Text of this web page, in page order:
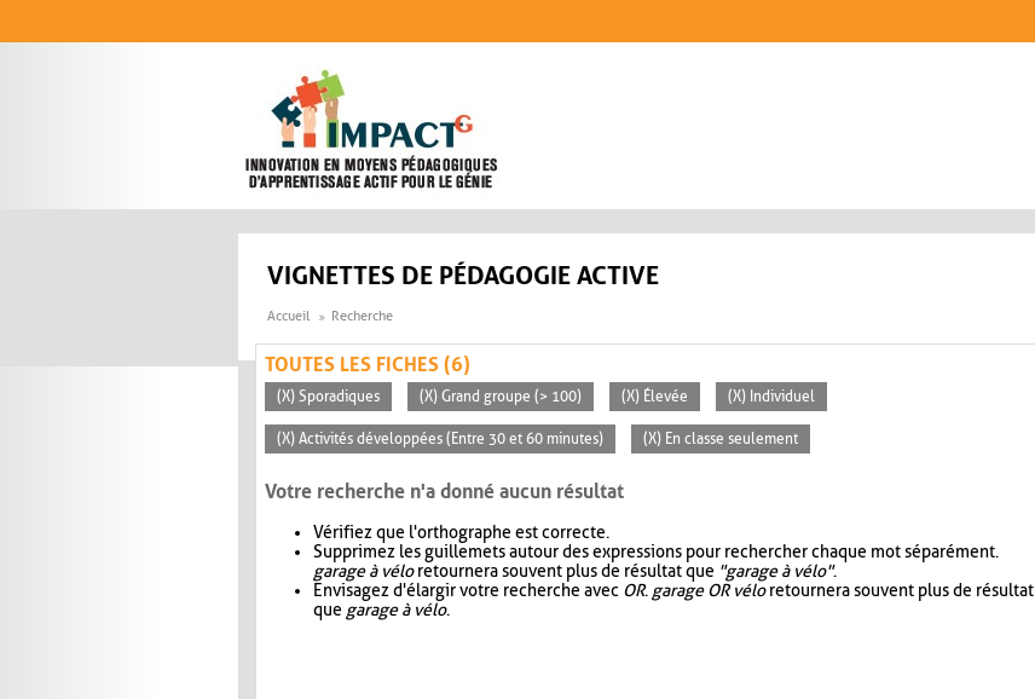
VIGNETTES DE PÉDAGOGIE ACTIVE
Accueil Recherche
TOUTES LES FICHES (6)
(X) Sporadiques (X) Grand groupe (> 100) (X) Élevée (X) Individuel
(X) Activités développées (Entre 30 et 60 minutes) (X) En classe seulement
Votre recherche n'a donné aucun résultat
Vérifiez que l'orthographe est correcte.
Supprimez les guillemets autour des expressions pour rechercher chaque mot séparément.
garage à véloretournera souvent plus de résultat que "garage à vélo".
Envisagez d'élargir votre recherche avec OR. garage OR véloretournera souvent plus de résultat
que garage à vélo.